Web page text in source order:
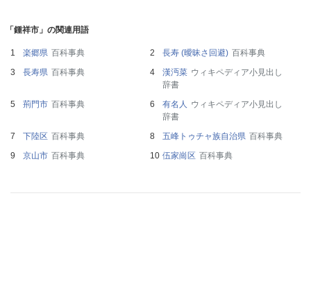
「鍾祥市」の関連用語
楽郷県 百科事典 長寿 (曖昧さ回避) 百科事典
長寿県 百科事典 漢沔菜 ウィキペディア小見出し
辞書
荊門市 百科事典 有名人 ウィキペディア小見出し
辞書
下陸区 百科事典 五峰トゥチャ族自治県 百科事典
京山市 百科事典 伍家崗区 百科事典